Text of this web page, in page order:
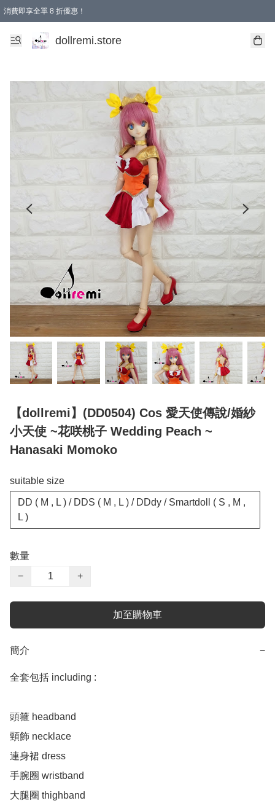
消費即享全單 8 折優惠！
購物滿 HKD 1500.00即享免運費優惠！（適用於 本地送貨、本地取貨、國際送貨 )
dollremi.store
【dollremi】(DD0504) Cos 愛天使傳說/婚紗
小天使 ~花咲桃子 Wedding Peach ~
Hanasaki Momoko
suitable size
DD ( M , L ) / DDS ( M , L ) / DDdy / Smartdoll ( S , M ,
L )
數量
−
+
加至購物車
簡介 −
全套包括 including :
頭箍 headband
頸飾 necklace
連身裙 dress
手腕圈 wristband
大腿圈 thighband